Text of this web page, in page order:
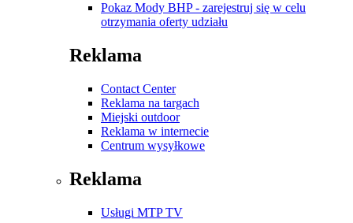
Pokaz Mody BHP - zarejestruj się w celu
otrzymania oferty udziału
Reklama
Contact Center
Reklama na targach
Miejski outdoor
Reklama w internecie
Centrum wysyłkowe
Reklama
Usługi MTP TV